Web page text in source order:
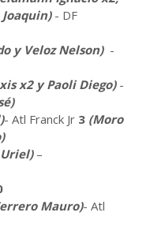
- DF
y Veloz Nelson) -
x2 y Paoli Diego) -
- Atl Franck Jr 3 (Moro
–
Mauro)- Atl